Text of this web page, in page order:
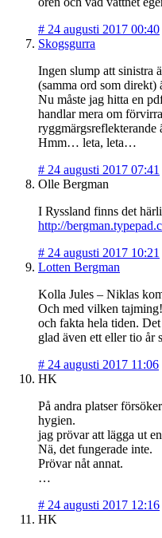
# 24 augusti 2017 00:40
Skogsgurra
Ingen slump att sinistra
(samma ord som direkt)
Nu måste jag hitta en
handlar mera om
ryggmärgsreflekterande
Hmm… leta, leta…
# 24 augusti 2017 07:41
Olle Bergman
I Ryssland finns det
http://
# 24 augusti 2017 10:21
Lotten Bergman
Kolla Jules – Niklas
Och med vilken
och fakta hela tiden.
glad även ett eller tio år
# 24 augusti 2017 11:06
HK
På andra platser
hygien.
jag prövar att lägga ut
Nä, det fungerade inte.
Prövar nåt annat.
…
# 24 augusti 2017 12:16
HK